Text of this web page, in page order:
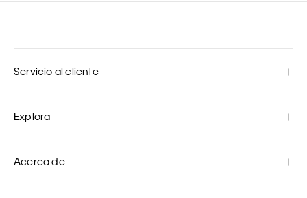
Servicio al cliente
Explora
Acerca de